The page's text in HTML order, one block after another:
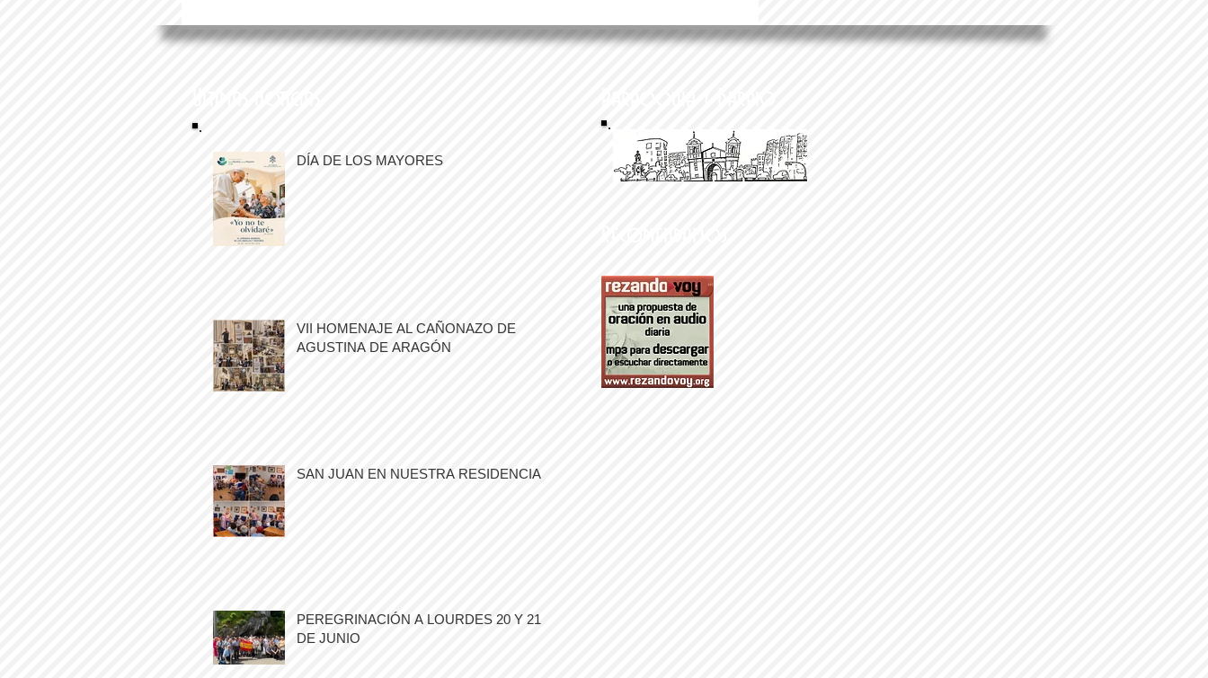
DÍA DE LOS MAYORES
VII HOMENAJE AL CAÑONAZO DE
AGUSTINA DE ARAGÓN
SAN JUAN EN NUESTRA RESIDENCIA
PEREGRINACIÓN A LOURDES 20 Y 21
DE JUNIO